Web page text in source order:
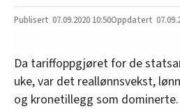
07.09.2020 10:50
Da tariffoppgjøret for de
uke, var det reallønnsvekst,
og kronetillegg som dominerte.